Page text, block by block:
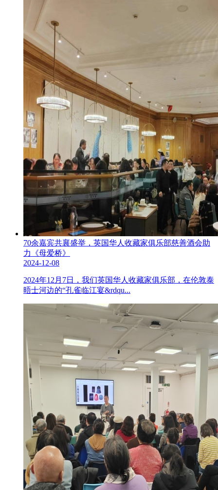
70余嘉宾共襄盛举，英国华人收藏家俱乐部慈善酒会助
力《母爱桥》
2024-12-08
2024年12月7日，我们英国华人收藏家俱乐部，在伦敦泰
晤士河边的“孔雀临江宴&rdqu...